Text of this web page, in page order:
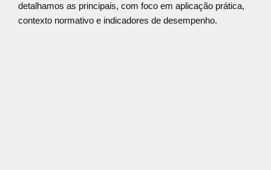
detalhamos as principais, com foco em aplicação prática,
contexto normativo e indicadores de desempenho.